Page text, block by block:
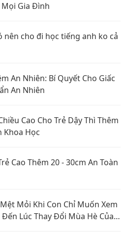
Mọi Gia Đình
nên cho đi học tiếng anh ko cả
An Nhiên: Bí Quyết Cho Giấc
An Nhiên
Cao Cho Trẻ Dậy Thì Thêm
Khoa Học
Cao Thêm 20 - 30cm An Toàn
Mỏi Khi Con Chỉ Muốn Xem
Lúc Thay Đổi Mùa Hè Của